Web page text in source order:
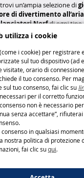
utilizza i cookie
i cookie) per registrare
sul tuo dispositivo (ad
visitate, orario di
il tuo consenso. Per
sul tuo consenso, fai clic su
per il corretto
non è necessario
senza accettare”,
in qualsiasi
nostra politica di protezione
fai clic suqui.
un’ampia selezione di
di divertimento
lanciatori Nerfdi ogni tipo
in completa sicurezza.
una vera esperienza di
pistole ad acqua, lepallee
monopattini e
stimolarel’attività
sempre con attenzione
ogni giornata all’aperto in